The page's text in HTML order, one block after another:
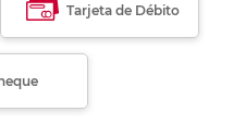
Tarjeta de Débito